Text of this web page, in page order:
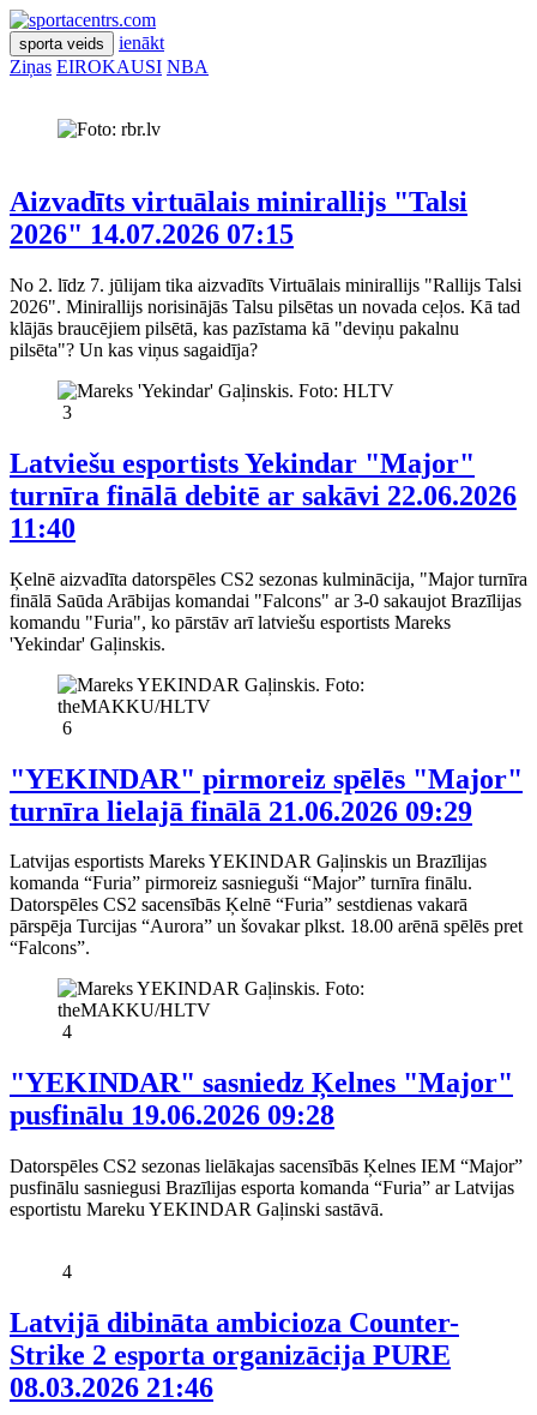
sporta veids
ienākt
Ziņas EIROKAUSI NBA
Aizvadīts virtuālais minirallijs "Talsi
2026" 14.07.2026 07:15
No 2. līdz 7. jūlijam tika aizvadīts Virtuālais minirallijs "Rallijs Talsi
2026". Minirallijs norisinājās Talsu pilsētas un novada ceļos. Kā tad
klājās braucējiem pilsētā, kas pazīstama kā "deviņu pakalnu
pilsēta"? Un kas viņus sagaidīja?
3
Latviešu esportists Yekindar "Major"
turnīra finālā debitē ar sakāvi 22.06.2026
11:40
Ķelnē aizvadīta datorspēles CS2 sezonas kulminācija, "Major turnīra
finālā Saūda Arābijas komandai "Falcons" ar 3-0 sakaujot Brazīlijas
komandu "Furia", ko pārstāv arī latviešu esportists Mareks
'Yekindar' Gaļinskis.
6
"YEKINDAR" pirmoreiz spēlēs "Major"
turnīra lielajā finālā 21.06.2026 09:29
Latvijas esportists Mareks YEKINDAR Gaļinskis un Brazīlijas
komanda “Furia” pirmoreiz sasnieguši “Major” turnīra finālu.
Datorspēles CS2 sacensībās Ķelnē “Furia” sestdienas vakarā
pārspēja Turcijas “Aurora” un šovakar plkst. 18.00 arēnā spēlēs pret
“Falcons”.
4
"YEKINDAR" sasniedz Ķelnes "Major"
pusfinālu 19.06.2026 09:28
Datorspēles CS2 sezonas lielākajas sacensībās Ķelnes IEM “Major”
pusfinālu sasniegusi Brazīlijas esporta komanda “Furia” ar Latvijas
esportistu Mareku YEKINDAR Gaļinski sastāvā.
4
Latvijā dibināta ambicioza Counter-
Strike 2 esporta organizācija PURE
08.03.2026 21:46